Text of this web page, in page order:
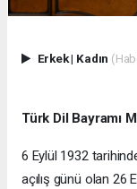
Erkek| Kadın
Türk Dil Bayramı
6 Eylül 1932
açılış günü olan 26